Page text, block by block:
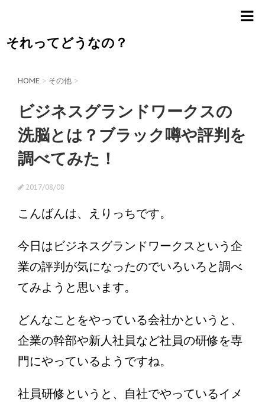
それってどうなの？
HOME > その他 >
ビジネスグランドワークスの
洗脳とは？ブラック噂や評判を
調べてみた！
2017/08/08
こんばんは、えりっちです。
今日はビジネスグランドワークスという企
業の評判が気になったのでいろいろと調べ
てみようと思います。
どんなことをやっている会社かというと、
企業の幹部や新人社員など社員の研修を専
門にやっているようですね。
社員研修というと、自社でやっているイメ